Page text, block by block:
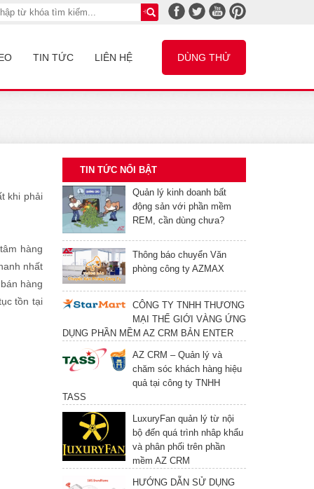
TIN TỨC LIÊN HỆ DÙNG THỬ
TIN TỨC NỔI BẬT
Quản lý kinh doanh bất
động sản với phần mềm
REM, cần dùng chưa?
Thông báo chuyển Văn
phòng công ty AZMAX
CÔNG TY TNHH THƯƠNG
MẠI THẾ GIỚI VÀNG ỨNG
DỤNG PHẦN MỀM AZ CRM BẢN ENTER
AZ CRM – Quản lý và
chăm sóc khách hàng hiệu
quả tại công ty TNHH
TASS
LuxuryFan quản lý từ nội
bộ đến quá trình nhâp khẩu
và phân phối trên phần
mềm AZ CRM
HƯỚNG DẪN SỬ DỤNG
khi phải
hàng
nhất
hàng
tồn tại